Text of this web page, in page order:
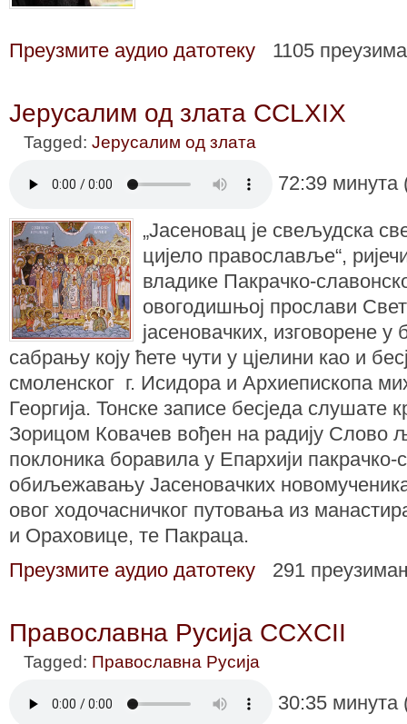
Преузмите аудио датотеку 1105
Јерусалим од злата CCLXIX
Tagged: Јерусалим од злата
72:39
„Јасеновац је свељудска
цијело православље“,
владике Пакрачко-
овогодишњој прослави
јасеновачких, изговорене у
сабрању коју ћете чути у цјелини као и
смоленског г. Исидорa и Архиепископа
Георгија. Тонске записе бесједа слушате
Зорицом Ковачев вођен на радију Слово
поклоника боравила у Епархији пакрачко-
обиљежавању Јасеновачких
овог ходочасничког путовања из
и Ораховице, те Пакраца.
Преузмите аудио датотеку
291
Православна Русија CCXCII
Tagged: Православна Русија
30:35